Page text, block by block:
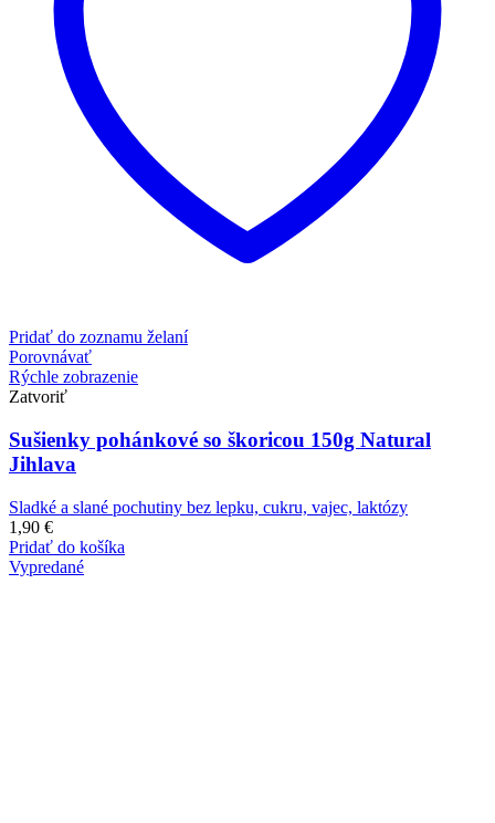
Pridať do zoznamu želaní
Porovnávať
Rýchle zobrazenie
Zatvoriť
Sušienky pohánkové so škoricou 150g Natural
Jihlava
Sladké a slané pochutiny bez lepku, cukru, vajec, laktózy
1,90 €
Pridať do košíka
Vypredané